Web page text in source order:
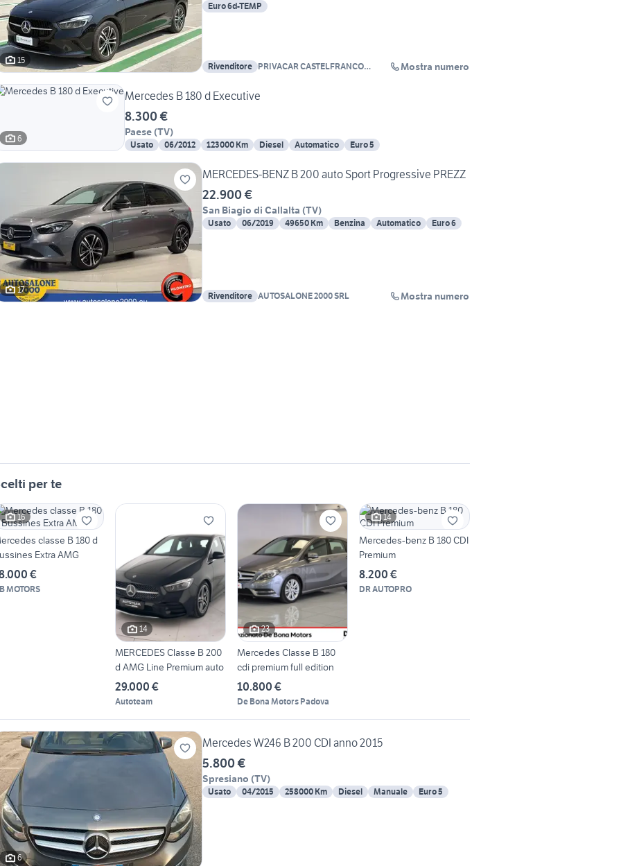
15
Euro 6d-TEMP
Rivenditore PRIVACAR CASTELFRANCO
Mostra numero
6
Mercedes B 180 d Executive
8.300 €
Paese (TV)
Usato 06/2012 123000 Km Diesel Automatico Euro 5
17
MERCEDES-BENZ B 200 auto Sport Progressive PREZZ
22.900 €
San Biagio di Callalta (TV)
Usato 06/2019 49650 Km Benzina Automatico Euro 6
Rivenditore AUTOSALONE 2000 SRL Mostra numero
per te
16
classe B 180 d
Extra AMG
€
MOTORS
14
MERCEDES Classe B 200
d AMG Line Premium auto
29.000 €
Autoteam
23
Mercedes Classe B 180
cdi premium full edition
10.800 €
De Bona Motors Padova
14
Mercedes-benz B 180 CDI
Premium
8.200 €
DR AUTOPRO
6
Mercedes W246 B 200 CDI anno 2015
5.800 €
Spresiano (TV)
Usato 04/2015 258000 Km Diesel Manuale Euro 5